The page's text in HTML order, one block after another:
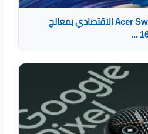
ايسر تطلق حاسوب Acer Swift Go الاقتصادي بمعالج